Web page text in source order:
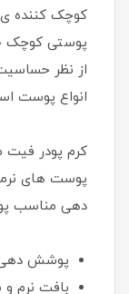
کوچک کننده ی
پوستی کوچک
از نظر
انواع پوست‌
کرم پودر فیت
پوست های
دهی مناسب
پوشش
بافت نرم